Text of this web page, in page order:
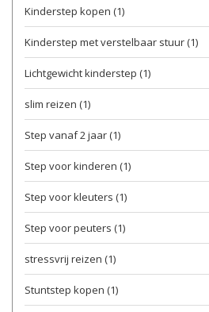
Kinderstep kopen (1)
Kinderstep met verstelbaar stuur(1)
Lichtgewicht kinderstep (1)
slim reizen (1)
Step vanaf 2 jaar(1)
Step voor kinderen (1)
Step voor kleuters (1)
Step voor peuters (1)
stressvrij reizen (1)
Stuntstep kopen (1)